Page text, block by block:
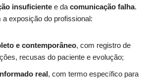
insuficiente e da comunicação falha.
exposição do profissional:
e contemporâneo, com registro de
recusas do paciente e evolução;
real, com termo específico para